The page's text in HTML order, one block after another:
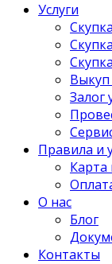
Услуги
Выкуп
Залог
Правила и
Карта
О нас
Блог
Контакты